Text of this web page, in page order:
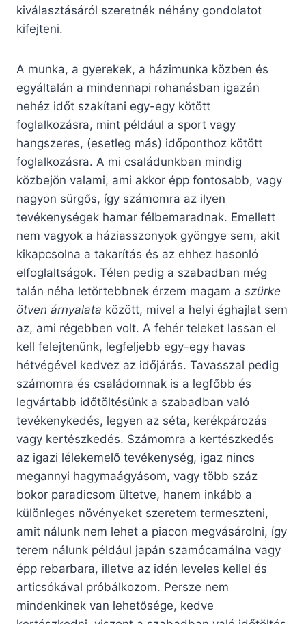
kiválasztásáról szeretnék néhány gondolatot
kifejteni.
A munka, a gyerekek, a házimunka közben és
egyáltalán a mindennapi rohanásban igazán
nehéz időt szakítani egy-egy kötött
foglalkozásra, mint például a sport vagy
hangszeres, (esetleg más) időponthoz kötött
foglalkozásra. A mi családunkban mindig
közbejön valami, ami akkor épp fontosabb, vagy
nagyon sürgős, így számomra az ilyen
tevékenységek hamar félbemaradnak. Emellett
nem vagyok a háziasszonyok gyöngye sem, akit
kikapcsolna a takarítás és az ehhez hasonló
elfoglaltságok. Télen pedig a szabadban még
talán néha letörtebbnek érzem magam a szürke
ötven árnyalata között, mivel a helyi éghajlat sem
az, ami régebben volt. A fehér teleket lassan el
kell felejtenünk, legfeljebb egy-egy havas
hétvégével kedvez az időjárás. Tavasszal pedig
számomra és családomnak is a legfőbb és
legvártabb időtöltésünk a szabadban való
tevékenykedés, legyen az séta, kerékpározás
vagy kertészkedés. Számomra a kertészkedés
az igazi lélekemelő tevékenység, igaz nincs
megannyi hagymaágyásom, vagy több száz
bokor paradicsom ültetve, hanem inkább a
különleges növényeket szeretem termeszteni,
amit nálunk nem lehet a piacon megvásárolni, így
terem nálunk például japán szamócamálna vagy
épp rebarbara, illetve az idén leveles kellel és
articsókával próbálkozom. Persze nem
mindenkinek van lehetősége, kedve